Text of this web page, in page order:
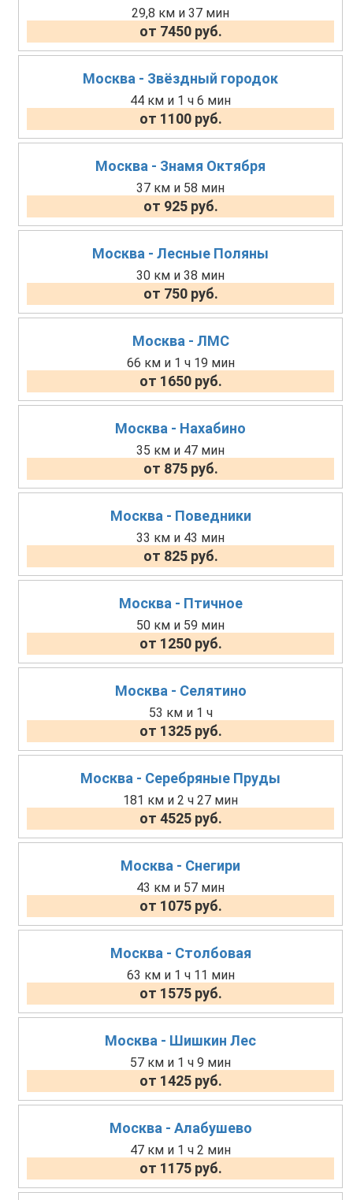
29,8 км и 37 мин
от 7450 руб.
Москва - Звёздный городок
44 км и 1 ч 6 мин
от 1100 руб.
Москва - Знамя Октября
37 км и 58 мин
от 925 руб.
Москва - Лесные Поляны
30 км и 38 мин
от 750 руб.
Москва - ЛМС
66 км и 1 ч 19 мин
от 1650 руб.
Москва - Нахабино
35 км и 47 мин
от 875 руб.
Москва - Поведники
33 км и 43 мин
от 825 руб.
Москва - Птичное
50 км и 59 мин
от 1250 руб.
Москва - Селятино
53 км и 1 ч
от 1325 руб.
Москва - Серебряные Пруды
181 км и 2 ч 27 мин
от 4525 руб.
Москва - Снегири
43 км и 57 мин
от 1075 руб.
Москва - Столбовая
63 км и 1 ч 11 мин
от 1575 руб.
Москва - Шишкин Лес
57 км и 1 ч 9 мин
от 1425 руб.
Москва - Алабушево
47 км и 1 ч 2 мин
от 1175 руб.